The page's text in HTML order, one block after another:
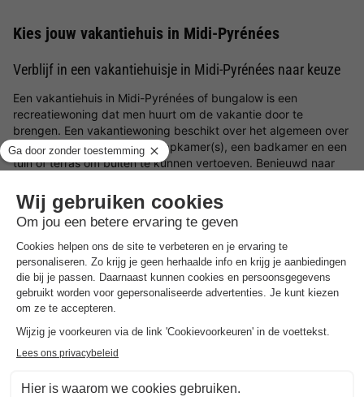
Kies jouw vakantiehuis in Midi-Pyrénées
Verblijf in een vakantiehuisje in Midi-Pyrénées naar keuze
Een vakantiehuis in Midi-Pyrénées of bungalow is een
recreatiewoning dat men huurt om de vakantie door te
brengen. Een vakantiewoning beschikt over het algemeen over
een woonkamer, keuken, slaapkamer(s), een badkamer en een
tuin of terras om buiten te kunnen vertoeven. Benieuwd naar
bieden hebben? Op deze pagina vind je een een divers en
veelzijdig aanbod aan vakantiehuizen in Midi-Pyrénées. Ideaal
voor wanneer je eengoedkoop weekendje weg
of eenweekje weg in Nederlandof het buitenland wilt met je
geliefdes.
Welk soort bungalows in Midi-Pyrénées zijn er
beschikbaar?
Op deze pagina filter je met gemak op de verschillende
mogelijke voorzieningen en/of faciliteiten om een vakantiehuisje
er nog niet zeker van waar je precies naar op zoek bent? Wij